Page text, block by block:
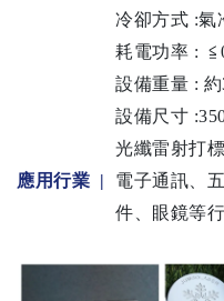
冷卻方式 :氣
耗電功率 :
設備重量 :
設備尺寸
應用行業 |
光纖雷射打
電子通訊、
件、眼鏡等行